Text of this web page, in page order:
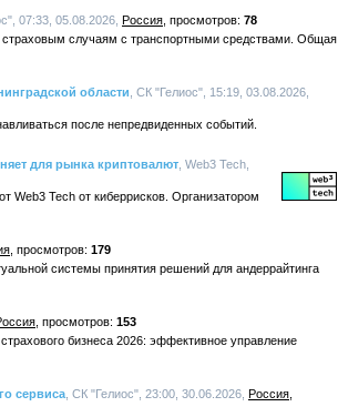
07:33, 05.08.2026, Россия
78
случаям с транспортными средствами. Общая
области , СК "Гелиос", 15:19, 03.08.2026,
после непредвиденных событий.
для рынка криптовалют , Web3 Tech,
Web3 Tech от киберрисков. Организатором
179
системы принятия решений для андеррайтинга
153
бизнеса 2026: эффективное управление
сервиса , СК "Гелиос", 23:00, 30.06.2026, Россия